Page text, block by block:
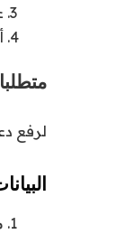
لرفع